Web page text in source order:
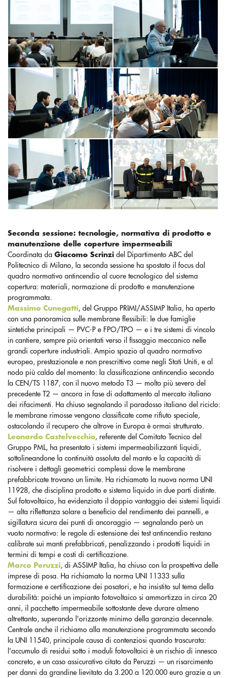
Seconda sessione: tecnologie, normativa di prodotto e
manutenzione delle coperture impermeabili
Coordinata da Giacomo Scrinzi del Dipartimento ABC del
Politecnico di Milano, la seconda sessione ha spostato il focus dal
quadro normativo antincendio al cuore tecnologico del sistema
copertura: materiali, normazione di prodotto e manutenzione
programmata.
Massimo Cunegatti , del Gruppo PRIMI/ASSIMP Italia, ha aperto
con una panoramica sulle membrane flessibili: le due famiglie
sintetiche principali — PVC-P e FPO/TPO — e i tre sistemi di vincolo
in cantiere, sempre più orientati verso il fissaggio meccanico nelle
grandi coperture industriali. Ampio spazio al quadro normativo
europeo, prestazionale e non prescrittivo come negli Stati Uniti, e al
nodo più caldo del momento: la classificazione antincendio secondo
la CEN/TS 1187, con il nuovo metodo T3 — molto più severo del
precedente T2 — ancora in fase di adattamento al mercato italiano
dei rifacimenti. Ha chiuso segnalando il paradosso italiano del riciclo:
le membrane rimosse vengono classificate come rifiuto speciale,
ostacolando il recupero che altrove in Europa è ormai strutturato.
Leonardo Castelvecchio , referente del Comitato Tecnico del
Gruppo PML, ha presentato i sistemi impermeabilizzanti liquidi,
sottolineandone la continuità assoluta del manto e la capacità di
risolvere i dettagli geometrici complessi dove le membrane
prefabbricate trovano un limite. Ha richiamato la nuova norma UNI
11928, che disciplina prodotto e sistema liquido in due parti distinte.
Sul fotovoltaico, ha evidenziato il doppio vantaggio dei sistemi liquidi
— alta riflettanza solare a beneficio del rendimento dei pannelli, e
sigillatura sicura dei punti di ancoraggio — segnalando però un
vuoto normativo: le regole di estensione dei test antincendio restano
calibrate sui manti prefabbricati, penalizzando i prodotti liquidi in
termini di tempi e costi di certificazione.
Marco Peruzzi , di ASSIMP Italia, ha chiuso con la prospettiva delle
imprese di posa. Ha richiamato la norma UNI 11333 sulla
formazione e certificazione dei posatori, e ha insistito sul tema della
durabilità: poiché un impianto fotovoltaico si ammortizza in circa 20
anni, il pacchetto impermeabile sottostante deve durare almeno
altrettanto, superando l'orizzonte minimo della garanzia decennale.
Centrale anche il richiamo alla manutenzione programmata secondo
la UNI 11540, principale causa di contenziosi quando trascurata:
l'accumulo di residui sotto i moduli fotovoltaici è un rischio di innesco
concreto, e un caso assicurativo citato da Peruzzi — un risarcimento
per danni da grandine lievitato da 3.200 a 120.000 euro grazie a un